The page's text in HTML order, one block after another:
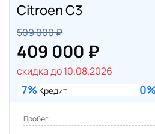
Citroen C3
509 000 ₽
409 000 ₽
скидка до 10.08.2026
7% Кредит 0%
Пробег